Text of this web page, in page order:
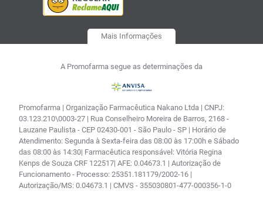
Mais Informações
A Promofarma segue as determinações da
Promofarma | Organização Farmacêutica Nakano Ltda | CNPJ:
03.123.210\0003-27 | Rua Conselheiro Moreira de Barros, 2168 -
Lauzane Paulista - CEP 02430-001 - São Paulo - SP | Horário de
Atendimento: Segunda à Sexta-feira das 08:00 às 17:00h e Sábado
das 08:00 às 14:30| Farmacêutica responsável: Vitória Regina
Kenps de Souza CRF 122517| AFE: 0.04673.1 | Autorização de
Funcionamento - Processo: 25351.181179/2002-16 |
Autorização/MS: 0.04673.1 | CMVS - 355030801-477-000356-1-0